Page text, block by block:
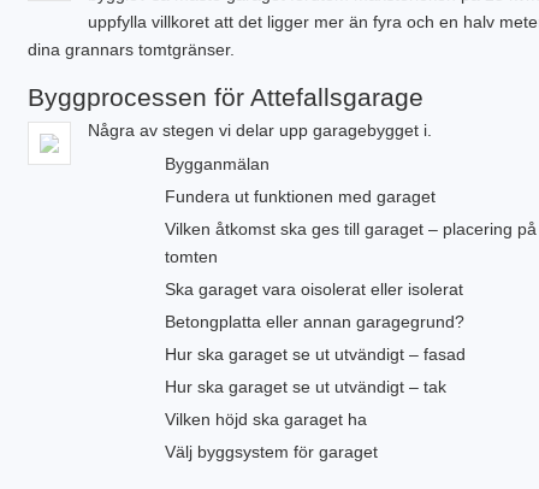
uppfylla villkoret att det ligger mer än fyra och en halv
dina grannars tomtgränser.
Byggprocessen för Attefallsgarage
Några av stegen vi delar upp garagebygget i.
Bygganmälan
Fundera ut funktionen med garaget
Vilken åtkomst ska ges till garaget – placering på
tomten
Ska garaget vara oisolerat eller isolerat
Betongplatta eller annan garagegrund?
Hur ska garaget se ut utvändigt – fasad
Hur ska garaget se ut utvändigt – tak
Vilken höjd ska garaget ha
Välj byggsystem för garaget